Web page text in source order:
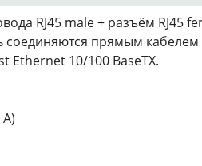
RJ45 male + разъём RJ45
соединяются прямым
Ethernet 10/100 BaseTX.